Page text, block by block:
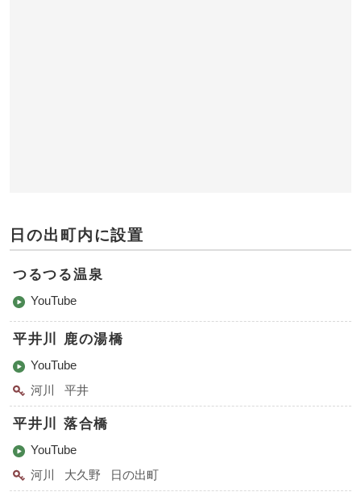
日の出町内に設置
つるつる温泉
YouTube
平井川 鹿の湯橋
YouTube
河川
平井
平井川 落合橋
YouTube
河川
大久野 日の出町